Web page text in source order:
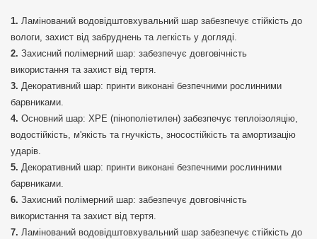
Ламінований водовідштовхувальний шар забезпечує стійкість до
вологи, захист від забруднень та легкість у догляді.
Захисний полімерний шар: забезпечує довговічність
використання та захист від тертя.
Декоративний шар: принти виконані безпечними рослинними
барвниками.
Основний шар: ХРЕ (пінополіетилен) забезпечує теплоізоляцію,
водостійкість, м'якість та гнучкість, зносостійкість та амортизацію
ударів.
Декоративний шар: принти виконані безпечними рослинними
барвниками.
Захисний полімерний шар: забезпечує довговічність
використання та захист від тертя.
Ламінований водовідштовхувальний шар забезпечує стійкість до